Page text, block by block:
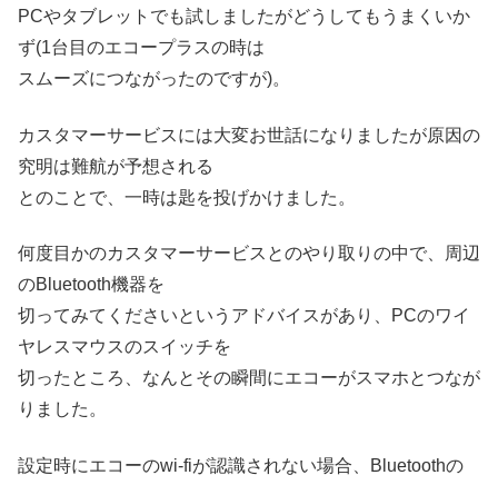
PCやタブレットでも試しましたがどうしてもうまくいか
ず(1台目のエコープラスの時は
スムーズにつながったのですが)。
カスタマーサービスには大変お世話になりましたが原因の
究明は難航が予想される
とのことで、一時は匙を投げかけました。
何度目かのカスタマーサービスとのやり取りの中で、周辺
のBluetooth機器を
切ってみてくださいというアドバイスがあり、PCのワイ
ヤレスマウスのスイッチを
切ったところ、なんとその瞬間にエコーがスマホとつなが
りました。
設定時にエコーのwi-fiが認識されない場合、Bluetoothの